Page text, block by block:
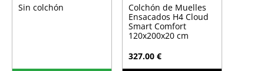
Sin colchón
Colchón de Muelles
Ensacados H4 Cloud
Smart Comfort
120x200x20 cm
327.00 €